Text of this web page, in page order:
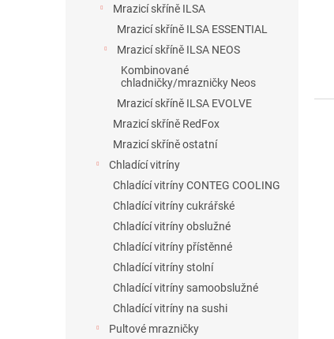
Mrazicí skříně ILSA
Mrazicí skříně ILSA ESSENTIAL
Mrazicí skříně ILSA NEOS
Kombinované
chladničky/mrazničky Neos
Mrazicí skříně ILSA EVOLVE
Mrazicí skříně RedFox
Mrazicí skříně ostatní
Chladící vitríny
Chladící vitríny CONTEG COOLING
Chladící vitríny cukrářské
Chladící vitríny obslužné
Chladící vitríny přístěnné
Chladící vitríny stolní
Chladící vitríny samoobslužné
Chladící vitríny na sushi
Pultové mrazničky